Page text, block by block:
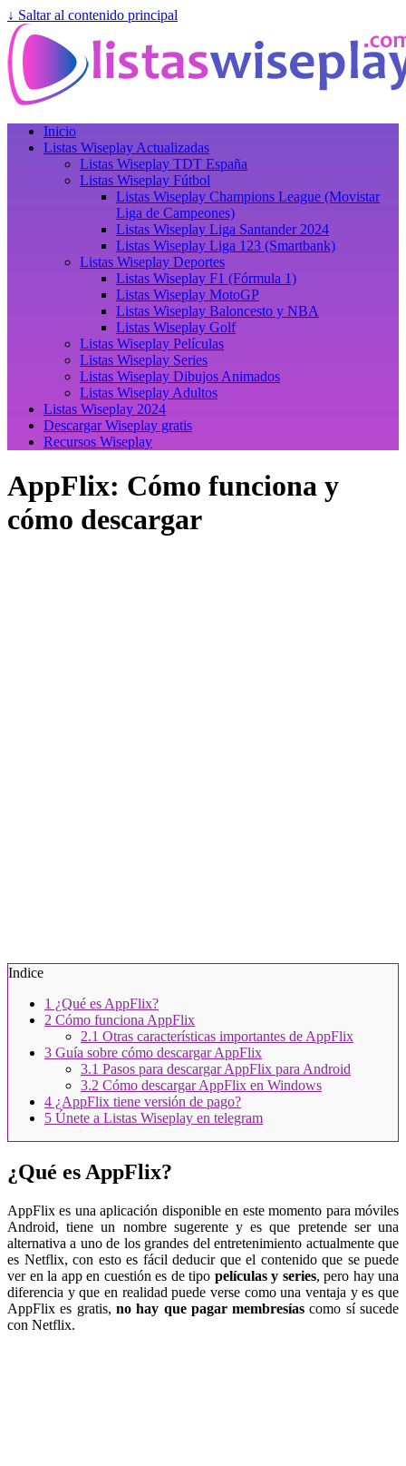
↓ Saltar al contenido principal
Inicio
Listas Wiseplay Actualizadas
Listas Wiseplay TDT España
Listas Wiseplay Fútbol
Listas Wiseplay Champions League (Movistar
Liga de Campeones)
Listas Wiseplay Liga Santander 2024
Listas Wiseplay Liga 123 (Smartbank)
Listas Wiseplay Deportes
Listas Wiseplay F1 (Fórmula 1)
Listas Wiseplay MotoGP
Listas Wiseplay Baloncesto y NBA
Listas Wiseplay Golf
Listas Wiseplay Películas
Listas Wiseplay Series
Listas Wiseplay Dibujos Animados
Listas Wiseplay Adultos
Listas Wiseplay 2024
Descargar Wiseplay gratis
Recursos Wiseplay
AppFlix: Cómo funciona y
cómo descargar
Indice
1 ¿Qué es AppFlix?
2 Cómo funciona AppFlix
2.1 Otras características importantes de AppFlix
3 Guía sobre cómo descargar AppFlix
3.1 Pasos para descargar AppFlix para Android
3.2 Cómo descargar AppFlix en Windows
4 ¿AppFlix tiene versión de pago?
5 Únete a Listas Wiseplay en telegram
¿Qué es AppFlix?
AppFlix es una aplicación disponible en este momento para móviles
Android, tiene un nombre sugerente y es que pretende ser una
alternativa a uno de los grandes del entretenimiento actualmente que
es Netflix, con esto es fácil deducir que el contenido que se puede
ver en la app en cuestión es de tipo películas y series, pero hay una
diferencia y que en realidad puede verse como una ventaja y es que
AppFlix es gratis, no hay que pagar membresías como sí sucede
con Netflix.